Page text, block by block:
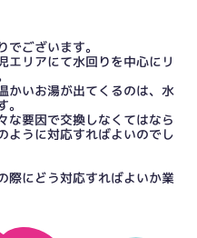
ございます。
エリアにて水回りを中心にリ
かいお湯が出てくるのは、水
な要因で交換しなくてはなら
ように対応すればよいのでし
際にどう対応すればよいか業